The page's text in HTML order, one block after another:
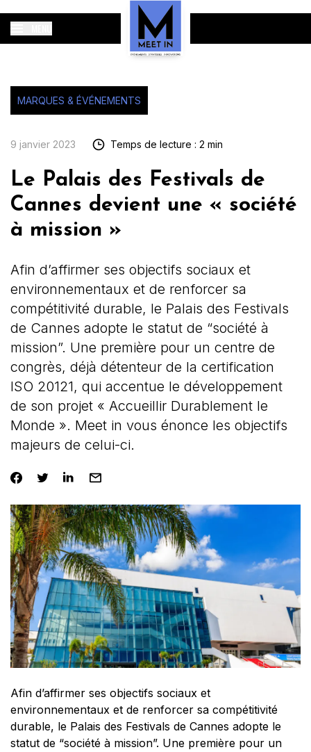
MARQUES & ÉVÉNEMENTS
9 janvier 2023 Temps de lecture : 2 min
Le Palais des Festivals de
Cannes devient une « société
à mission »
Afin d’affirmer ses objectifs sociaux et
environnementaux et de renforcer sa
compétitivité durable, le Palais des Festivals
de Cannes adopte le statut de “société à
mission”. Une première pour un centre de
congrès, déjà détenteur de la certification
ISO 20121, qui accentue le développement
de son projet « Accueillir Durablement le
Monde ». Meet in vous énonce les objectifs
majeurs de celui-ci.
Afin d’affirmer ses objectifs sociaux et
environnementaux et de renforcer sa compétitivité
durable, le Palais des Festivals de Cannes adopte le
statut de “société à mission”. Une première pour un